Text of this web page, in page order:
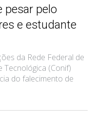
pesar pelo
e estudante
da Rede Federal de
Tecnológica (Conif)
do falecimento de